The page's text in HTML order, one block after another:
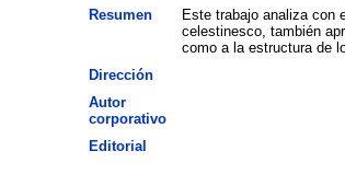
Resumen
Este trabajo analiza con
celestinesco, también
como a la estructura de
Dirección
Autor
corporativo
Editorial